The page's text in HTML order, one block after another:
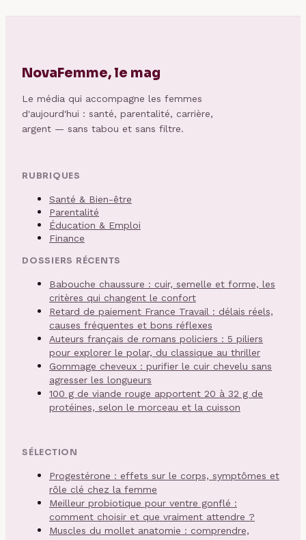
NovaFemme, le mag
Le média qui accompagne les femmes
d'aujourd'hui : santé, parentalité, carrière,
argent — sans tabou et sans filtre.
RUBRIQUES
Santé & Bien-être
Parentalité
Éducation & Emploi
Finance
DOSSIERS RÉCENTS
Babouche chaussure : cuir, semelle et forme, les
critères qui changent le confort
Retard de paiement France Travail : délais réels,
causes fréquentes et bons réflexes
Auteurs français de romans policiers : 5 piliers
pour explorer le polar, du classique au thriller
Gommage cheveux : purifier le cuir chevelu sans
agresser les longueurs
100 g de viande rouge apportent 20 à 32 g de
protéines, selon le morceau et la cuisson
SÉLECTION
Progestérone : effets sur le corps, symptômes et
rôle clé chez la femme
Meilleur probiotique pour ventre gonflé :
comment choisir et que vraiment attendre ?
Muscles du mollet anatomie : comprendre,